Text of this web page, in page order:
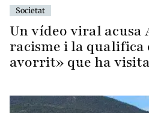
Societat
Un vídeo viral acusa
racisme i la qualifica
avorrit» que ha